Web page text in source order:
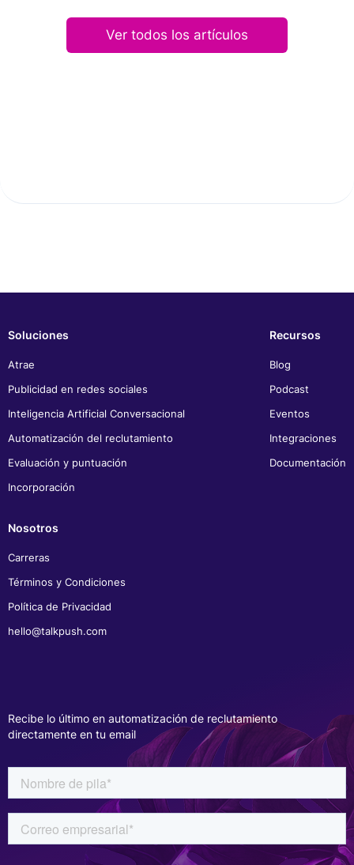
Ver todos los artículos
Soluciones
Atrae
Publicidad en redes sociales
Inteligencia Artificial Conversacional
Automatización del reclutamiento
Evaluación y puntuación
Incorporación
Recursos
Blog
Podcast
Eventos
Integraciones
Documentación
Nosotros
Carreras
Términos y Condiciones
Política de Privacidad
hello@talkpush.com
Recibe lo último en automatización de reclutamiento
directamente en tu email